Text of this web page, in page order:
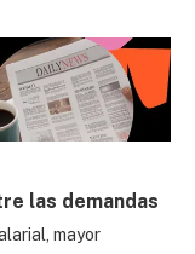
las demandas
mayor